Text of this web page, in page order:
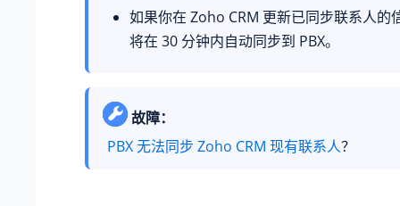
如果你在 Zoho CRM 更新已同步联系人的
将在 30 分钟内自动同步到 PBX。
故障：
PBX 无法同步 Zoho CRM 现有联系人？